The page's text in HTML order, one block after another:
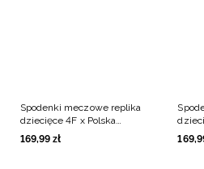
Spodenki meczowe replika
dziecięce 4F x Polska
Siatkówka - czerwone
169,99 zł 169,